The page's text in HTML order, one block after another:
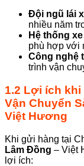
Đội ngũ lái
nhiều năm
Hệ thống
phù hợp với
Công nghệ
trình vận
1.2 Lợi ích
Vận Chuyển
Việt Hương
Khi gửi hàng tại
Lâm Đồng – Việt
lợi ích: